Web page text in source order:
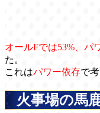
オールFでは53%、パ
た。
これはパワー依存で
火事場の馬